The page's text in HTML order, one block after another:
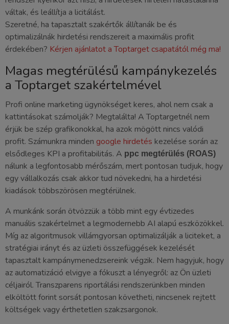
váltak, és leállítja a licitálást.
Szeretné, ha tapasztalt szakértők állítanák be és
optimalizálnák hirdetési rendszereit a maximális profit
érdekében? Kérjen ajánlatot a Toptarget csapatától még ma!
Magas megtérülésű kampánykezelés
a Toptarget szakértelmével
Profi online marketing ügynökséget keres, ahol nem csak a
kattintásokat számolják? Megtalálta! A Toptargetnél nem
érjük be szép grafikonokkal, ha azok mögött nincs valódi
profit. Számunkra minden google hirdetés kezelése során az
elsődleges KPI a profitabilitás. A ppc megtérülés (ROAS)
nálunk a legfontosabb mérőszám, mert pontosan tudjuk, hogy
egy vállalkozás csak akkor tud növekedni, ha a hirdetési
kiadások többszörösen megtérülnek.
A munkánk során ötvözzük a több mint egy évtizedes
manuális szakértelmet a legmodernebb AI alapú eszközökkel.
Míg az algoritmusok villámgyorsan optimalizálják a liciteket, a
stratégiai irányt és az üzleti összefüggések kezelését
tapasztalt kampánymenedzsereink végzik. Nem hagyjuk, hogy
az automatizáció elvigye a fókuszt a lényegről: az Ön üzleti
céljairól. Transzparens riportálási rendszerünkben minden
elköltött forint sorsát pontosan követheti, nincsenek rejtett
költségek vagy érthetetlen szakzsargonok.